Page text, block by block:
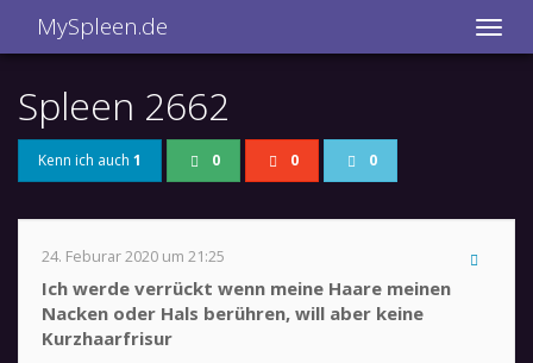
MySpleen.de
Spleen 2662
Kenn ich auch 1 0 0 0
24. Feburar 2020 um 21:25
Ich werde verrückt wenn meine Haare meinen
Nacken oder Hals berühren, will aber keine
Kurzhaarfrisur